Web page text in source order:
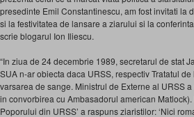
presedinte Emil Constantinescu, am fost invitati la
si la festivitatea de lansare a ziarului si la
scrie blogarul Ion Iliescu.
“In ziua de 24 decembrie 1989, secretarul de stat
SUA n-ar obiecta daca URSS, respectiv Tratatul
varsarea de sange. Ministrul de Externe al URSS
in convorbirea cu Ambasadorul american
Poporului din URSS’ a raspuns ziaristilor: ‘Nici